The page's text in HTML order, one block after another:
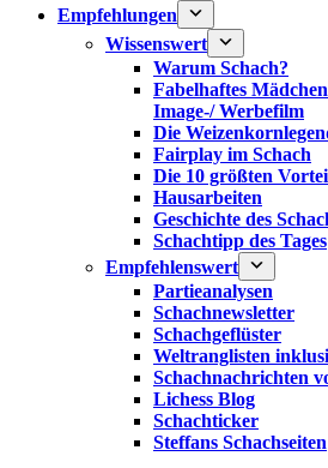
Empfehlungen
Wissenswert
Warum Schach?
Fabelhaftes
Image-/ Werbefilm
Die
Fairplay im Schach
Die 10 größten
Hausarbeiten
Geschichte des
Schachtipp des Tages
Empfehlenswert
Partieanalysen
Schachnewsletter
Schachgeflüster
Weltranglisten
Schachnachrichten
Lichess Blog
Schachticker
Steffans Schachseiten